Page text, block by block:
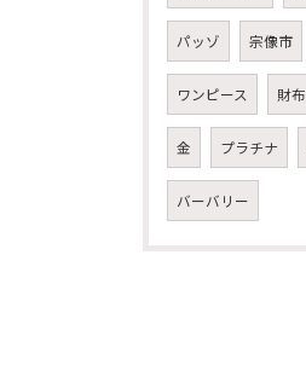
パッゾ 宗像市
ワンピース 財布
金 プラチナ
バーバリー